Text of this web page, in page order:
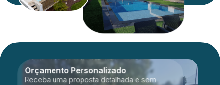
Orçamento Personalizado
Receba uma proposta detalhada e sem